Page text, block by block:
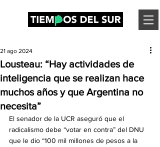
Lousteau: “Hay actividades de
inteligencia que se realizan hace
muchos años y que Argentina no
necesita”
21 ago 2024
El senador de la UCR aseguró que el
radicalismo debe “votar en contra” del DNU
que le dio “100 mil millones de pesos a la